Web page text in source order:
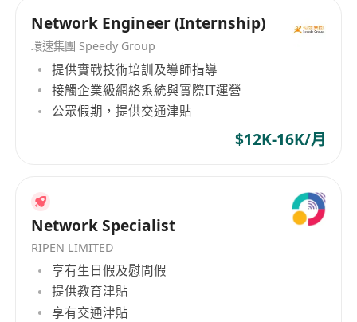
Network Engineer (Internship)
環速集團 Speedy Group
提供實戰技術培訓及導師指導
接觸企業級網絡系統與實際IT運營
公眾假期，提供交通津貼
$12K-16K/月
Network Specialist
RIPEN LIMITED
享有生日假及慰問假
提供教育津貼
享有交通津貼